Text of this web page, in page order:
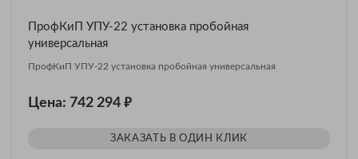
ПрофКиП УПУ-22 установка пробойная
универсальная
ПрофКиП УПУ-22 установка пробойная универсальная
Цена: 742 294 ₽
ЗАКАЗАТЬ В ОДИН КЛИК